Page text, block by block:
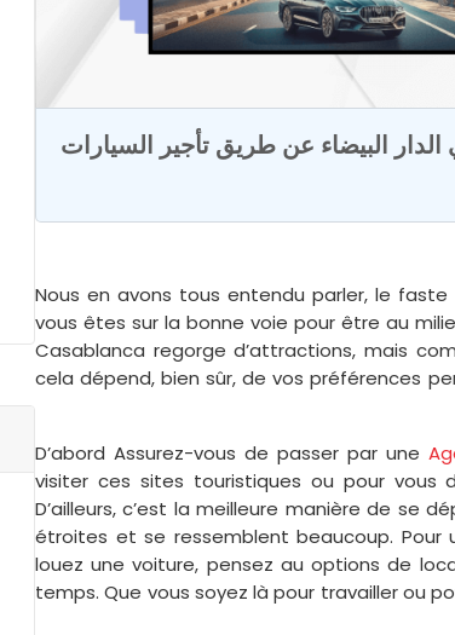
Nous en avons tous entendu parler, le
vous êtes sur la bonne voie pour être au
Casablanca regorge d’attractions, mais
cela dépend, bien sûr, de vos préférences
D’abord Assurez-vous de passer par une
visiter ces sites touristiques ou pour vous
D’ailleurs, c’est la meilleure manière de se
étroites et se ressemblent beaucoup. Pour
louez une voiture, pensez au options de
temps. Que vous soyez là pour travailler ou